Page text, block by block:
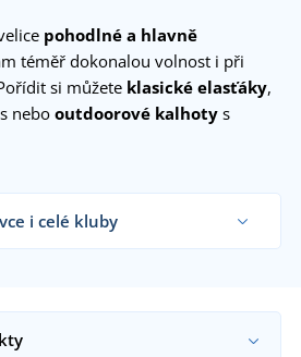
pohodlné a hlavně
téměř dokonalou volnost i při
si můžete klasické elasťáky,
nebo outdoorové kalhoty s
i celé kluby